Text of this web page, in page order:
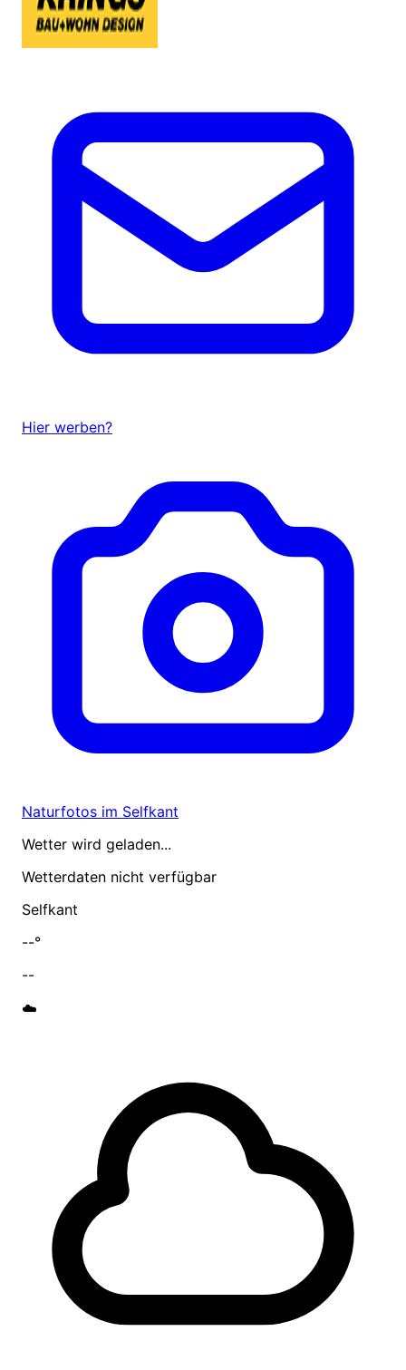
Hier werben?
Naturfotos im Selfkant
Wetter wird geladen...
Wetterdaten nicht verfügbar
Selfkant
--°
--
☁️